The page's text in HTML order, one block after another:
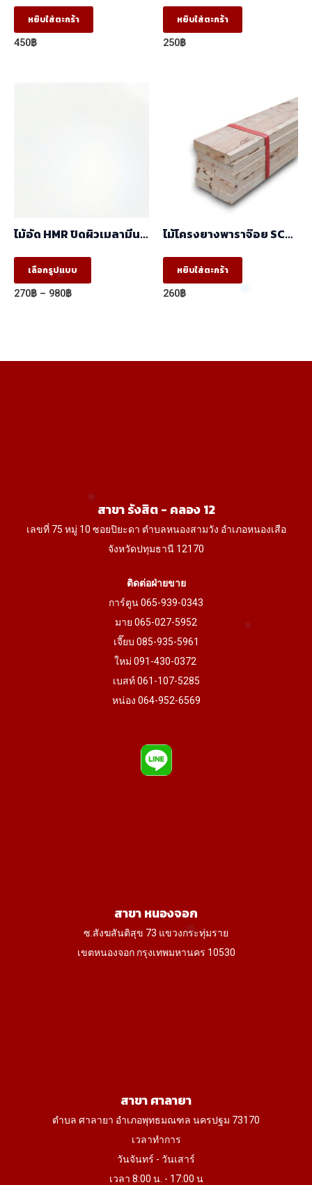
230x1530x6mm.
หยิบใส่ตะกร้า
450฿
มัด(มัด10ท่อน)
หยิบใส่ตะกร้า
250฿
ไม้อัด HMR ปิดผิวเมลามีน
เลือกรูปแบบ
This
product
The
page
270฿ – 980฿Price
ไม้โครงยางพาราจ๊อย SC
(มัด10ท่อน)
หยิบใส่ตะกร้า
260฿
สาขา รังสิต - คลอง 12
เลขที่ 75 หมู่ 10 ซอยปิยะดา ตำบลหนองสามวัง อำเภอหนองเสือ
จังหวัดปทุมธานี 12170
ติดต่อฝ่ายขาย
การ์ตูน 065-939-0343
มาย 065-027-5952
เจี๊ยบ 085-935-5961
ใหม่ 091-430-0372
เบสท์ 061-107-5285
หน่อง 064-952-6569
สาขา หนองจอก
ซ.สังฆสันติสุข 73 แขวงกระทุ่มราย
เขตหนองจอก กรุงเทพมหานคร 10530
สาขา ศาลายา
ตำบล ศาลายา อำเภอพุทธมณฑล นครปฐม 73170
เวลาทำการ
วันจันทร์ - วันเสาร์
เวลา 8:00 น. - 17:00 น